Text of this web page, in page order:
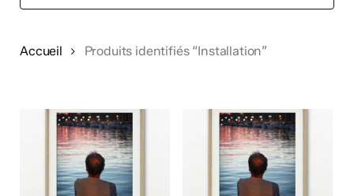
Accueil Produits identifiés “Installation”